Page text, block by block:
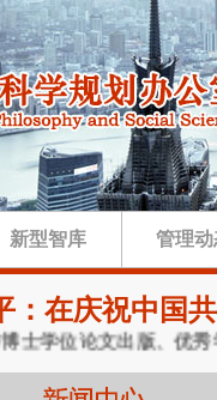
新型智库 管理
：在庆祝中国
位论文出版、优秀学